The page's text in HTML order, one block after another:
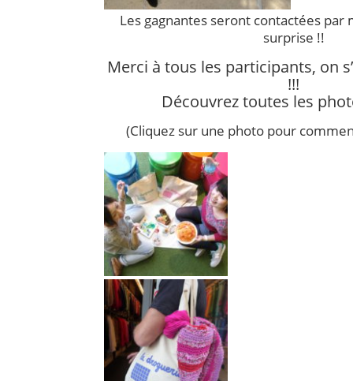
Les gagnantes seront contactées par
surprise !!
Merci à tous les participants, on
!!!
Découvrez toutes les
(Cliquez sur une photo pour